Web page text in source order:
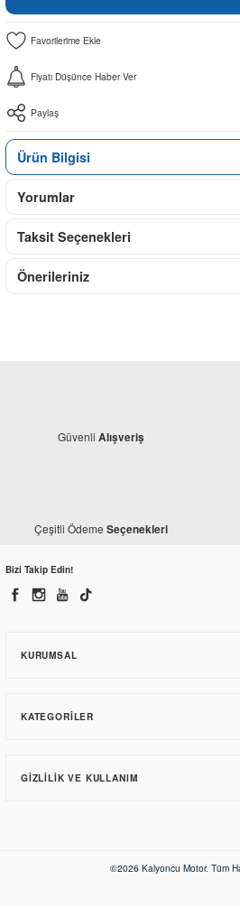
Fiyatı Düşünce Haber Ver
Paylaş
Ürün Bilgisi
Yorumlar
Taksit Seçenekleri
Önerileriniz
Güvenli Alışveriş
Çeşitli Ödeme Seçenekleri
Bizi Takip Edin!
KURUMSAL
KATEGORILER
GIZLILIK VE KULLANIM
©2026 Kalyoncu Motor. Tüm